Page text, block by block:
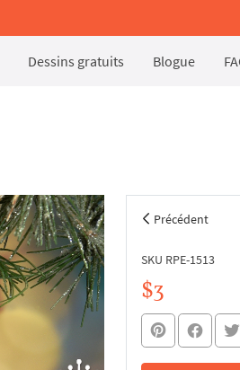
Dessins gratuits Blogue
Précédent
SKU RPE-1513
$3